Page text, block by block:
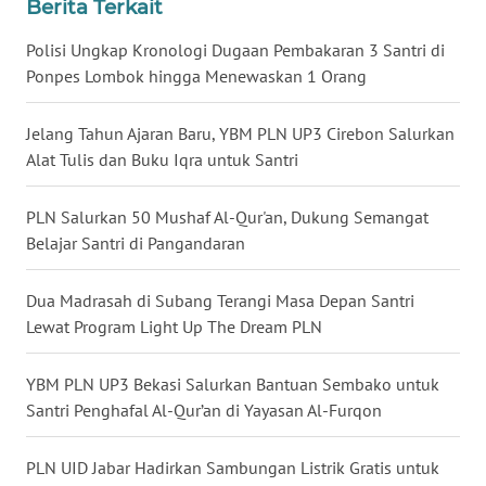
Berita Terkait
Polisi Ungkap Kronologi Dugaan Pembakaran 3 Santri di
Ponpes Lombok hingga Menewaskan 1 Orang
Jelang Tahun Ajaran Baru, YBM PLN UP3 Cirebon Salurkan
Alat Tulis dan Buku Iqra untuk Santri
PLN Salurkan 50 Mushaf Al-Qur'an, Dukung Semangat
Belajar Santri di Pangandaran
Dua Madrasah di Subang Terangi Masa Depan Santri
Lewat Program Light Up The Dream PLN
YBM PLN UP3 Bekasi Salurkan Bantuan Sembako untuk
Santri Penghafal Al-Qur’an di Yayasan Al-Furqon
PLN UID Jabar Hadirkan Sambungan Listrik Gratis untuk
BABEL
SUMBAR
WN
SUMSEL
WN
BENGKULU
WN
LAMPUNG
WN